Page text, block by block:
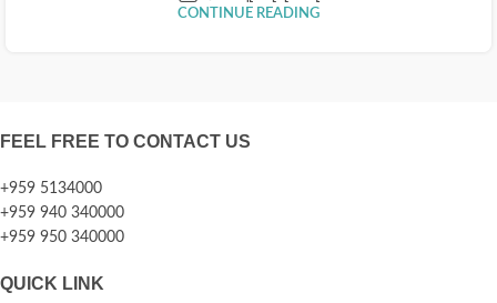
CONTINUE READING
FEEL FREE TO CONTACT US
+959 5134000
+959 940 340000
+959 950 340000
QUICK LINK